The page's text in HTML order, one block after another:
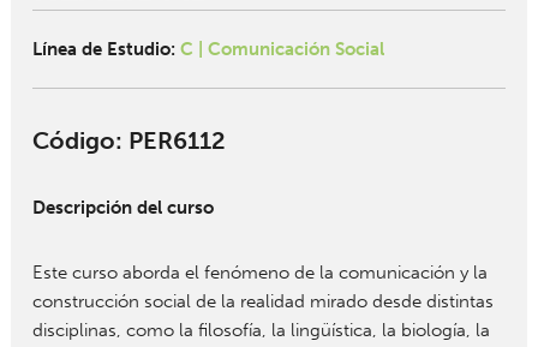
Línea de Estudio: C | Comunicación Social
Código: PER6112
Descripción del curso
Este curso aborda el fenómeno de la comunicación y la
construcción social de la realidad mirado desde distintas
disciplinas, como la filosofía, la lingüística, la biología, la